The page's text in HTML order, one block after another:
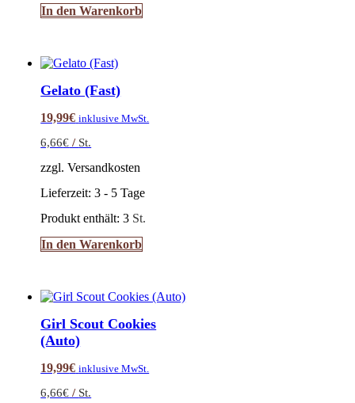
In den Warenkorb
Gelato (Fast)
19,99€ inklusive MwSt.
6,66€ / St.
zzgl. Versandkosten
Lieferzeit:3 - 5 Tage
Produkt enthält: 3 St.
In den Warenkorb
Girl Scout Cookies
(Auto)
19,99€ inklusive MwSt.
6,66€ / St.